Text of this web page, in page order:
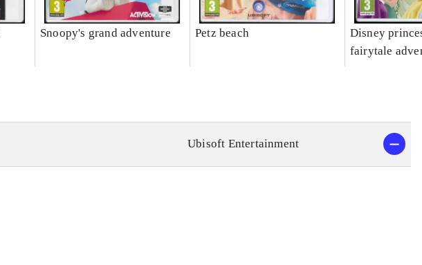
Snoopy's grand adventure Petz beach
Disney
fairytale
Ubisoft Entertainment